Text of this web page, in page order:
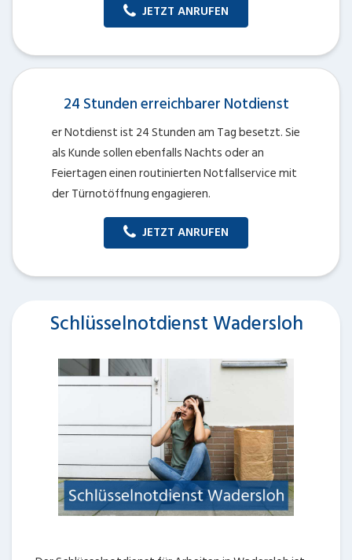
JETZT ANRUFEN
24 Stunden erreichbarer Notdienst
er Notdienst ist 24 Stunden am Tag besetzt. Sie
als Kunde sollen ebenfalls Nachts oder an
Feiertagen einen routinierten Notfallservice mit
der Türnotöffnung engagieren.
JETZT ANRUFEN
Schlüsselnotdienst Wadersloh